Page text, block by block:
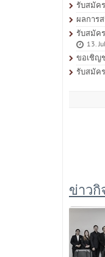
รับสมัค
ผลการ
รับสมัคร
13.
ขอเชิญ
รับสมัค
ข่าวกิ